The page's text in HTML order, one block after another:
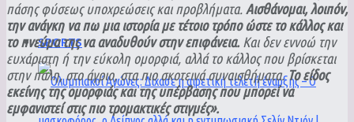
SPORTS
πάσης φύσεως υποχρεώσεις και προβλήματα. Αισθάνομαι, λοιπόν,
την ανάγκη να πω μια ιστορία με τέτοιο τρόπο ώστε το κάλλος και
το πνεύμα της να αναδυθούν στην επιφάνεια. Και δεν εννοώ την
ευχάριστη ή την εύκολη ομορφιά, αλλά το κάλλος που βρίσκεται
στην πάλη, στο άγριο, στα πιο σκοτεινά συναισθήματα.Το είδος
εκείνης της ομορφιάς και της υπέρβασης που μπορεί να
εμφανιστεί στις πιο τρομακτικές στιγμές».